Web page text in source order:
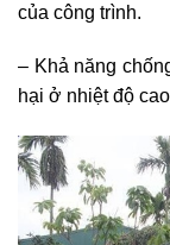
của công trình.
– Khả năng
hại ở nhiệt độ